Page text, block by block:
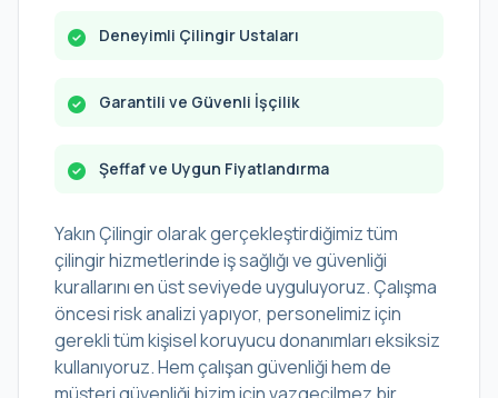
Deneyimli Çilingir Ustaları
Garantili ve Güvenli İşçilik
Şeffaf ve Uygun Fiyatlandırma
Yakın Çilingir olarak gerçekleştirdiğimiz tüm
çilingir hizmetlerinde iş sağlığı ve güvenliği
kurallarını en üst seviyede uyguluyoruz. Çalışma
öncesi risk analizi yapıyor, personelimiz için
gerekli tüm kişisel koruyucu donanımları eksiksiz
kullanıyoruz. Hem çalışan güvenliği hem de